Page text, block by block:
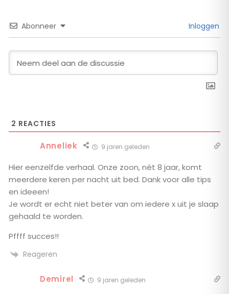
Abonneer Inloggen
2 REACTIES
Anneliek 9 jaren geleden
Hier eenzelfde verhaal. Onze zoon, nét 8 jaar, komt
meerdere keren per nacht uit bed. Dank voor alle tips
en ideeen!
Je wordt er echt niet beter van om iedere x uit je slaap
gehaald te worden.
Pffff succes!!
Reageren
Demirel 9 jaren geleden